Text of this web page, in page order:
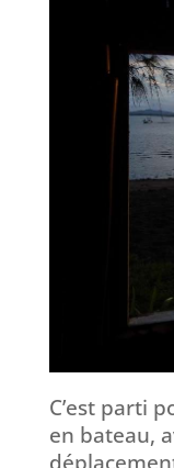
C’est parti
en bateau,